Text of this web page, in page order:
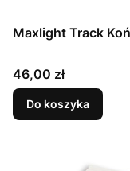
Maxlight Track
Cena
46,00 zł
Do koszyka